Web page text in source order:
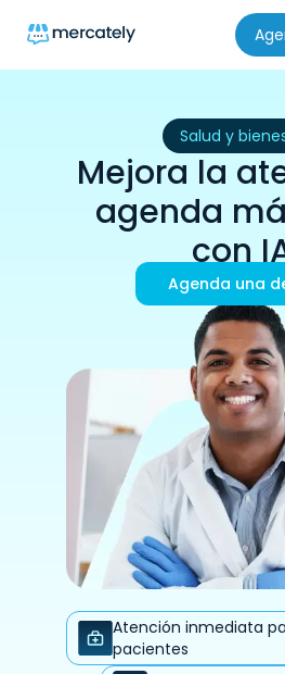
Salud y
Mejora la
agenda
con
Agenda una
Atención inmediata
pacientes